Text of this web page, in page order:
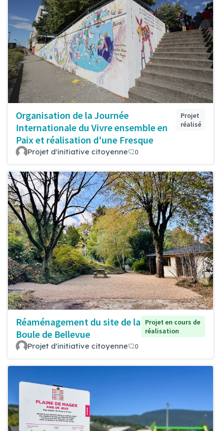
Organisation de la Journée
Internationale du Vivre ensemble en
Paix et réalisation d'une Fresque
Projet
réalisé
Projet d'initiative citoyenne 0
Réaménagement du site de la
Boule de Bellevue
Projet en cours de
réalisation
Projet d'initiative citoyenne 0